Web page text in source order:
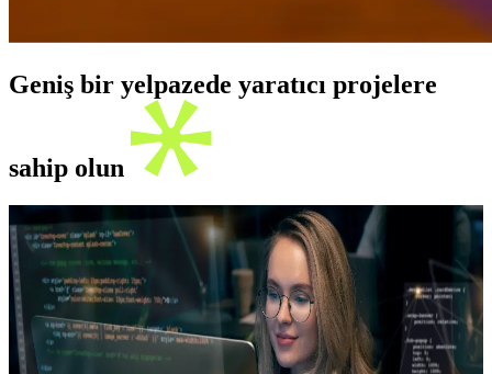
Geniş bir yelpazede yaratıcı projelere
sahip olun